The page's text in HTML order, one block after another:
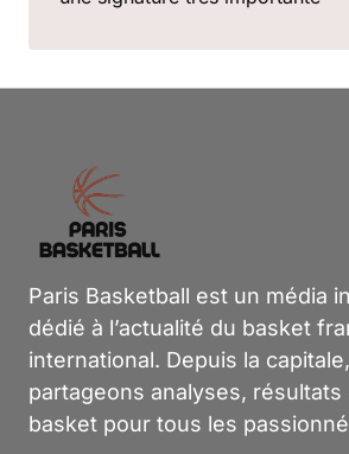
Paris Basketball est un média
dédié à l’actualité du basket
international. Depuis la
partageons analyses, résultats
basket pour tous les